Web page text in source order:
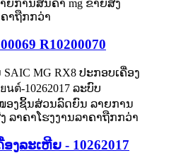
R10200070
ງລະເຫີຍ - 10262017